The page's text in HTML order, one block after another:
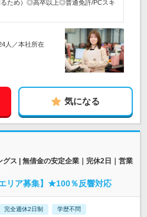
ため）◎高卒以上◎普通免許/PCスキ
人／本社所在
気になる
ス | 無借金の安定企業｜完休2日｜営業
リア募集】★100％反響対応
完全週休2日制 学歴不問